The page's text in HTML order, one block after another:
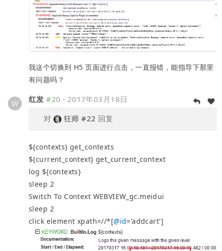
我这个切换到 H5 页面进行点击，一直报错，能指导下那里
有问题吗？
红发 #20 · 2017年03月18日
对
狂师 #22 回复
${contexts} get_contexts
${current_context} get_current_context
log ${contexts}
sleep 2
Switch To Context WEBVIEW_gc.meidui
sleep 2
click element xpath=//*[@id='addcart']